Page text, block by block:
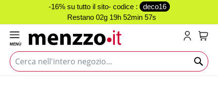
-16% su tutto il sito- codice :
deco16
Restano 02g 19h 52min 57s
MENÙ